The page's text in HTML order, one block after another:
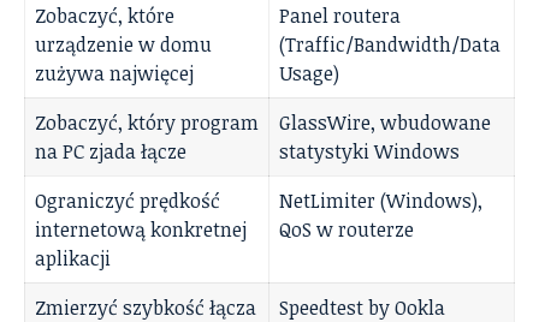
Zobaczyć, które
urządzenie w domu
zużywa najwięcej
Panel routera
(Traffic/Bandwidth/Data
Usage)
Zobaczyć, który program
na PC zjada łącze
GlassWire, wbudowane
statystyki Windows
Ograniczyć prędkość
internetową konkretnej
aplikacji
NetLimiter (Windows),
QoS w routerze
Zmierzyć szybkość łącza
Speedtest by Ookla